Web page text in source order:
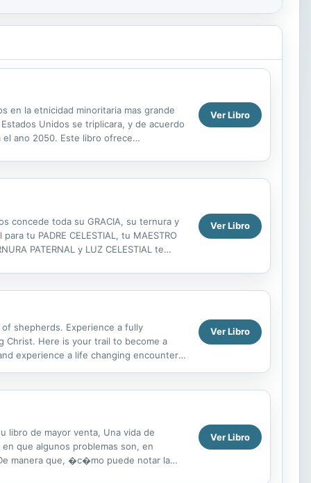
en la etnicidad minoritaria mas grande
Unidos se triplicara, y de acuerdo
ano 2050. Este libro ofrece
Ver Libro
concede toda su GRACIA, su ternura y
tu PADRE CELESTIAL, tu MAESTRO
PATERNAL y LUZ CELESTIAL te
Ver Libro
shepherds. Experience a fully
Christ. Here is your trail to become a
experience a life changing encounter
Ver Libro
de mayor venta, Una vida de
que algunos problemas son, en
manera que, �c�mo puede notar la
Ver Libro